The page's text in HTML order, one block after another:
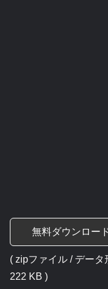
無料ダウンロー
( zipファイル / データ
222 KB )